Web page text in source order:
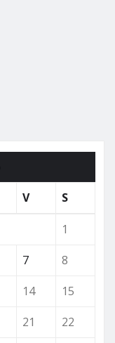
V S
1
7
8
14
15
21
22